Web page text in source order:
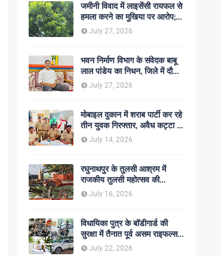
जमीनी विवाद में लाइसेंसी रायफल से
हमला करने का मुखिया पर आरोप;
मामले की जांच में जुटी पुलिस
July 27, 2026
भवन निर्माण विभाग के संवेदक बाबू
लाल पांडेय का निधन, जिले में दौड़ी
शोक की लहर
July 27, 2026
मोबाइल दुकान में शराब पार्टी कर रहे
तीन युवक गिरफ्तार, अवैध कट्टा व
कारतूस बरामद
July 14, 2026
रघुनाथपुर के तुलसी आश्रम में
राजकीय तुलसी महोत्सव की
अनुशंसा, बीडीओ ने भेजी
सकारात्मक रिपोर्ट
July 16, 2026
विधायिका पुत्र के बॉडीगार्ड की
सुरक्षा में तैनात पूर्व असम राइफल्स
जवान की गोली मारकर हत्या,
July 22, 2026